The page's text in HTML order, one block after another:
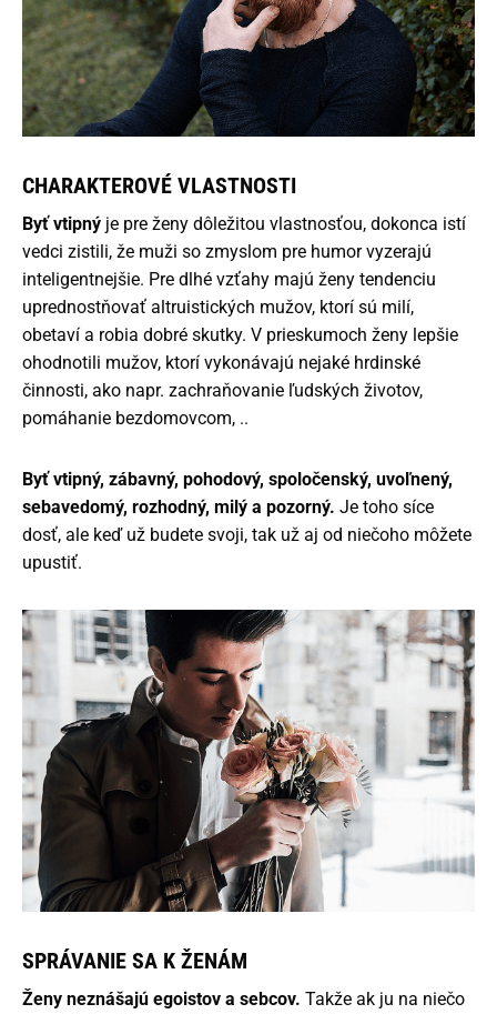
CHARAKTEROVÉ VLASTNOSTI
Byť vtipný je pre ženy dôležitou vlastnosťou, dokonca istí
vedci zistili, že muži so zmyslom pre humor vyzerajú
inteligentnejšie. Pre dlhé vzťahy majú ženy tendenciu
uprednostňovať altruistických mužov, ktorí sú milí,
obetaví a robia dobré skutky. V prieskumoch ženy lepšie
ohodnotili mužov, ktorí vykonávajú nejaké hrdinské
činnosti, ako napr. zachraňovanie ľudských životov,
pomáhanie bezdomovcom, ..
Byť vtipný, zábavný, pohodový, spoločenský, uvoľnený,
sebavedomý, rozhodný, milý a pozorný. Je toho síce
dosť, ale keď už budete svoji, tak už aj od niečoho môžete
upustiť.
SPRÁVANIE SA K ŽENÁM
Ženy neznášajú egoistov a sebcov. Takže ak ju na niečo